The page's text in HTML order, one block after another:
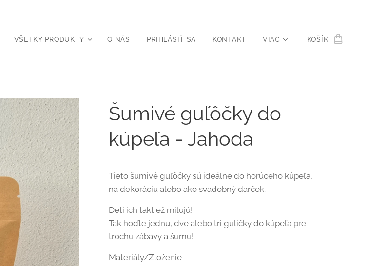
VŠETKY PRODUKTY O NÁS PRIHLÁSIŤ SA KONTAKT VIAC KOŠÍK
Šumivé guľôčky do
kúpeľa - Jahoda
Tieto šumivé guľôčky sú ideálne do horúceho kúpeľa,
na dekoráciu alebo ako svadobný darček.
Deti ich taktiež milujú!
Tak hoďte jednu, dve alebo tri guličky do kúpeľa pre
trochu zábavy a šumu!
Materiály/Zloženie